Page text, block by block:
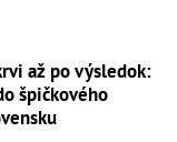
až po výsledok:
špičkového